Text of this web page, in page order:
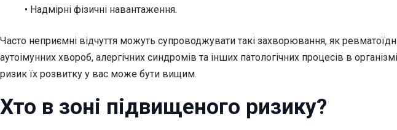
• Надмірні фізичні навантаження.
Часто неприємні відчуття можуть супроводжувати такі захворювання, як
аутоімунних хвороб, алергічних синдромів та інших патологічних процесів в
ризик їх розвитку у вас може бути вищим.
Хто в зоні підвищеного ризику?